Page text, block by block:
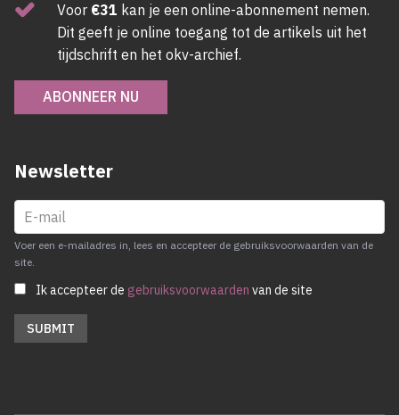
Voor €31 kan je een online-abonnement nemen.
Dit geeft je online toegang tot de artikels uit het
tijdschrift en het okv-archief.
ABONNEER NU
Newsletter
Voer een e-mailadres in, lees en accepteer de gebruiksvoorwaarden van de
site.
Ik accepteer de gebruiksvoorwaarden van de site